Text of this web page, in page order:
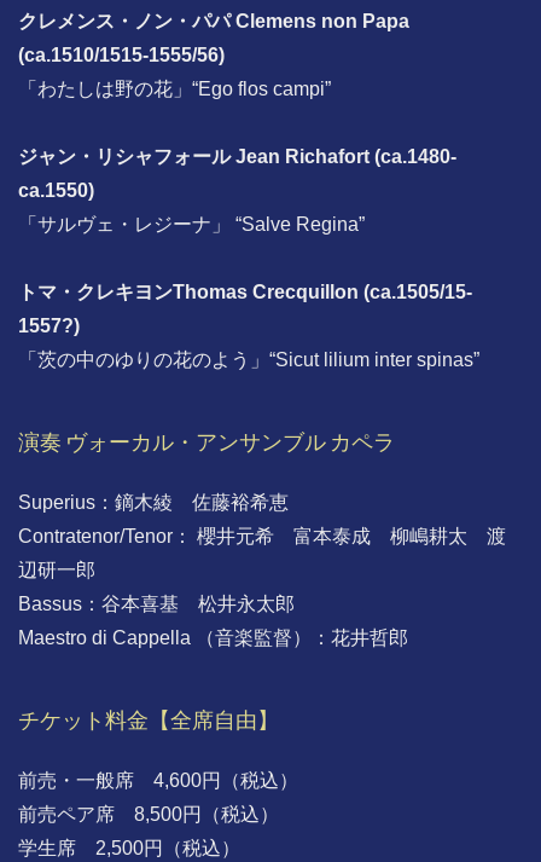
クレメンス・ノン・パパ Clemens non Papa
(ca.1510/1515-1555/56)
「わたしは野の花」“Ego flos campi”
ジャン・リシャフォール Jean Richafort (ca.1480-
ca.1550)
「サルヴェ・レジーナ」 “Salve Regina”
トマ・クレキヨンThomas Crecquillon (ca.1505/15-
1557?)
「茨の中のゆりの花のよう」“Sicut lilium inter spinas”
演奏 ヴォーカル・アンサンブル カペラ
Superius：鏑木綾 佐藤裕希恵
Contratenor/Tenor： 櫻井元希 富本泰成 柳嶋耕太 渡
辺研一郎
Bassus：谷本喜基 松井永太郎
Maestro di Cappella （音楽監督）：花井哲郎
チケット料金【全席自由】
前売・一般席 4,600円（税込）
前売ペア席 8,500円（税込）
学生席 2,500円（税込）